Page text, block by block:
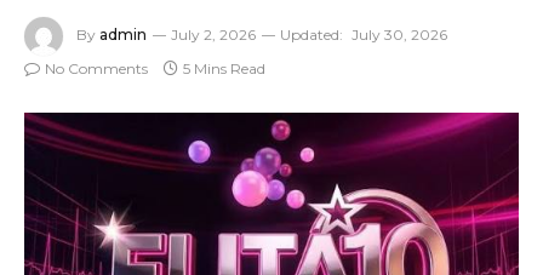
By admin July 2, 2026 Updated: July 30, 2026
No Comments
5 Mins Read